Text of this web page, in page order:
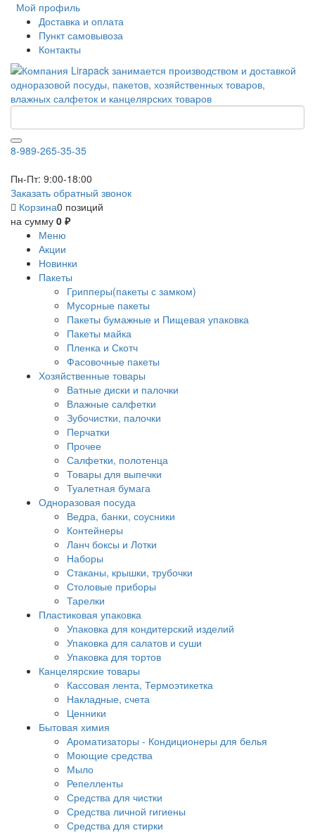
Мой профиль
Доставка и оплата
Пункт самовывоза
Контакты
8-989-265-35-35
Пн-Пт: 9:00-18:00
Заказать обратный звонок
Корзина0 позиций
на сумму 0 ₽
Меню
Акции
Новинки
Пакеты
Грипперы(пакеты с замком)
Мусорные пакеты
Пакеты бумажные и Пищевая упаковка
Пакеты майка
Пленка и Скотч
Фасовочные пакеты
Хозяйственные товары
Ватные диски и палочки
Влажные салфетки
Зубочистки, палочки
Перчатки
Прочее
Салфетки, полотенца
Товары для выпечки
Туалетная бумага
Одноразовая посуда
Ведра, банки, соусники
Контейнеры
Ланч боксы и Лотки
Наборы
Стаканы, крышки, трубочки
Столовые приборы
Тарелки
Пластиковая упаковка
Упаковка для кондитерский изделий
Упаковка для салатов и суши
Упаковка для тортов
Канцелярские товары
Кассовая лента, Термоэтикетка
Накладные, счета
Ценники
Бытовая химия
Ароматизаторы - Кондиционеры для белья
Моющие средства
Мыло
Репелленты
Средства для чистки
Средства личной гигиены
Средства для стирки